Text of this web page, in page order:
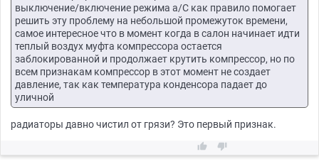
выключение/включение режима a/C как правило помогает
решить эту проблему на небольшой промежуток времени,
самое интересное что в момент когда в салон начинает идти
теплый воздух муфта компрессора остается
заблокированной и продолжает крутить компрессор, но по
всем признакам компрессор в этот момент не создает
давление, так как температура конденсора падает до
уличной
радиаторы давно чистил от грязи? Это первый признак.
 